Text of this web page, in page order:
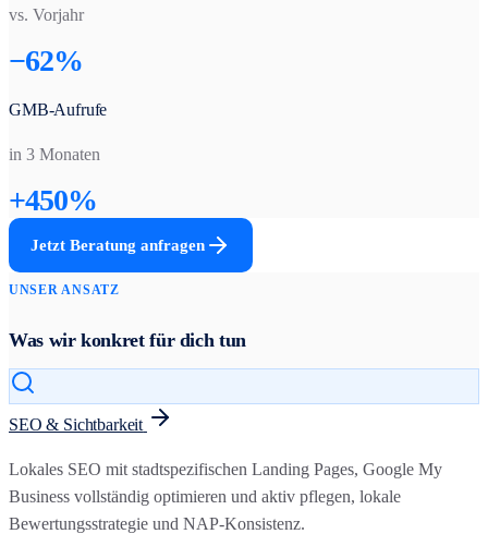
vs. Vorjahr
−62%
GMB-Aufrufe
in 3 Monaten
+450%
Jetzt Beratung anfragen
UNSER ANSATZ
Was wir konkret für dich tun
SEO & Sichtbarkeit
Lokales SEO mit stadtspezifischen Landing Pages, Google My
Business vollständig optimieren und aktiv pflegen, lokale
Bewertungsstrategie und NAP-Konsistenz.